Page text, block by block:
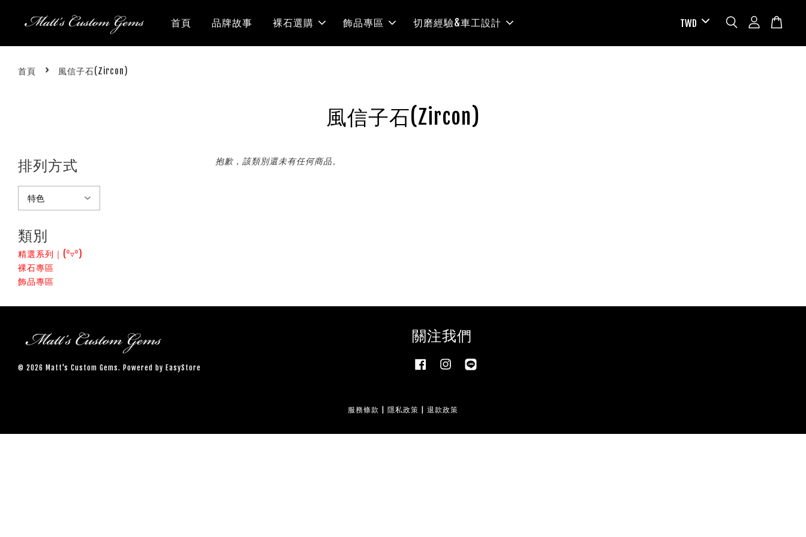
首頁 品牌故事 裸石選購 飾品專區 切磨經驗&車工設計
首頁 › 風信子石(Zircon)
風信子石(Zircon)
排列方式
類別
精選系列｜(⁰▿⁰)
裸石專區
飾品專區
抱歉，該類別還未有任何商品。
© 2026 Matt's Custom Gems. Powered by EasyStore
關注我們
Facebook Instagram
服務條款 隱私政策 退款政策